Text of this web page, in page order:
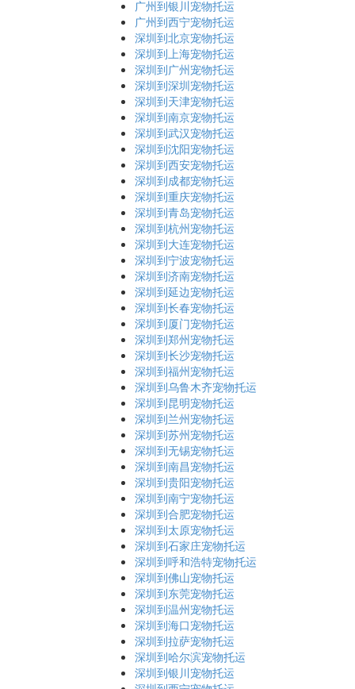
广州到银川宠物托运
广州到西宁宠物托运
深圳到北京宠物托运
深圳到上海宠物托运
深圳到广州宠物托运
深圳到深圳宠物托运
深圳到天津宠物托运
深圳到南京宠物托运
深圳到武汉宠物托运
深圳到沈阳宠物托运
深圳到西安宠物托运
深圳到成都宠物托运
深圳到重庆宠物托运
深圳到青岛宠物托运
深圳到杭州宠物托运
深圳到大连宠物托运
深圳到宁波宠物托运
深圳到济南宠物托运
深圳到延边宠物托运
深圳到长春宠物托运
深圳到厦门宠物托运
深圳到郑州宠物托运
深圳到长沙宠物托运
深圳到福州宠物托运
深圳到乌鲁木齐宠物托运
深圳到昆明宠物托运
深圳到兰州宠物托运
深圳到苏州宠物托运
深圳到无锡宠物托运
深圳到南昌宠物托运
深圳到贵阳宠物托运
深圳到南宁宠物托运
深圳到合肥宠物托运
深圳到太原宠物托运
深圳到石家庄宠物托运
深圳到呼和浩特宠物托运
深圳到佛山宠物托运
深圳到东莞宠物托运
深圳到温州宠物托运
深圳到海口宠物托运
深圳到拉萨宠物托运
深圳到哈尔滨宠物托运
深圳到银川宠物托运